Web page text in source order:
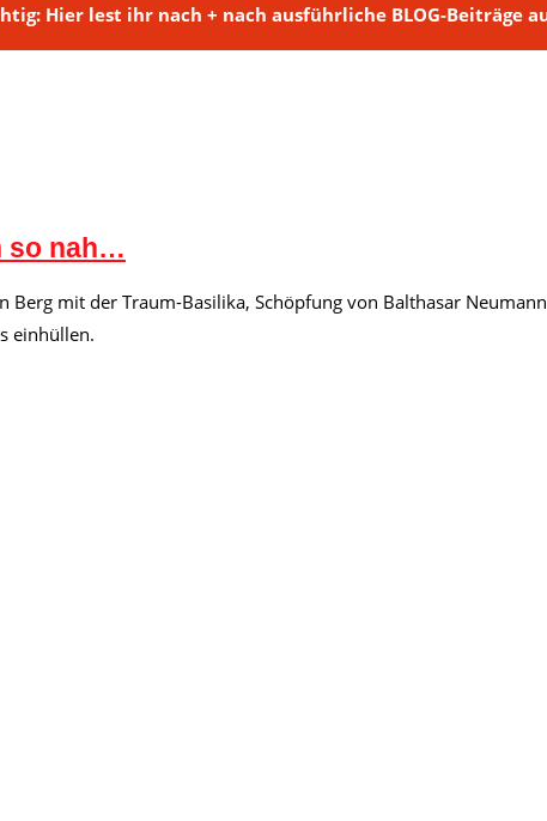
Hier lest ihr nach + nach ausführliche BLOG-Beiträge
so nah…
mit der Traum-Basilika, Schöpfung von Balthasar
einhüllen.